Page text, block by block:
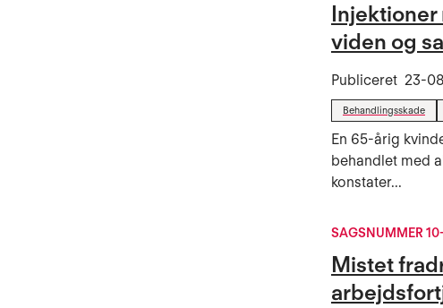
viden og
Publiceret 23-
Behandlingsskade
En 65-årig
behandlet med
konstater...
SAGSNUMMER
Mistet